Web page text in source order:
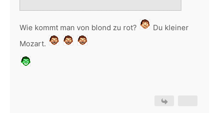
Wie kommt man von blond zu rot?
Du kleiner
Mozart.